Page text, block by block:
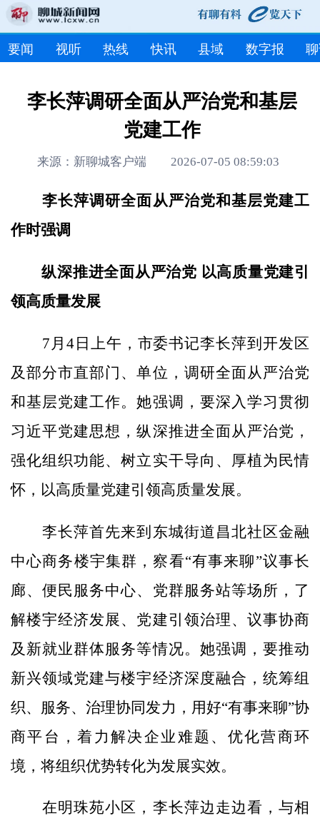
要闻 视听 热线 快讯 县域 数字报
李长萍调研全面从严治党和基层
党建工作
来源：新聊城客户端 2026-07-05 08:59:03
李长萍调研全面从严治党和基层党建工
作时强调
纵深推进全面从严治党 以高质量党建引
领高质量发展
7月4日上午，市委书记李长萍到开发区
及部分市直部门、单位，调研全面从严治党
和基层党建工作。她强调，要深入学习贯彻
习近平党建思想，纵深推进全面从严治党，
强化组织功能、树立实干导向、厚植为民情
怀，以高质量党建引领高质量发展。
李长萍首先来到东城街道昌北社区金融
中心商务楼宇集群，察看“有事来聊”议事长
廊、便民服务中心、党群服务站等场所，了
解楼宇经济发展、党建引领治理、议事协商
及新就业群体服务等情况。她强调，要推动
新兴领域党建与楼宇经济深度融合，统筹组
织、服务、治理协同发力，用好“有事来聊”协
商平台，着力解决企业难题、优化营商环
境，将组织优势转化为发展实效。
在明珠苑小区，李长萍边走边看，与相